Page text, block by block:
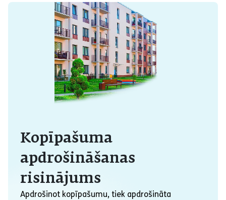
Kopīpašuma
apdrošināšanas
risinājums
Apdrošinot kopīpašumu, tiek apdrošināta